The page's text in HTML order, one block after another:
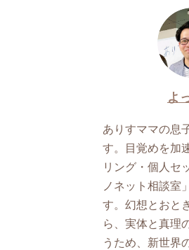
よ
ありすママの息
す。目覚めを加
リング・個人セ
ノネット相談室
す。幻想とおと
ら、実体と真理
うため、新世界